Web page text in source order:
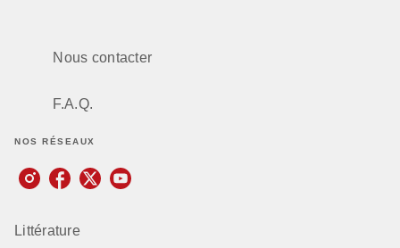
Nous contacter
F.A.Q.
NOS RÉSEAUX
Littérature